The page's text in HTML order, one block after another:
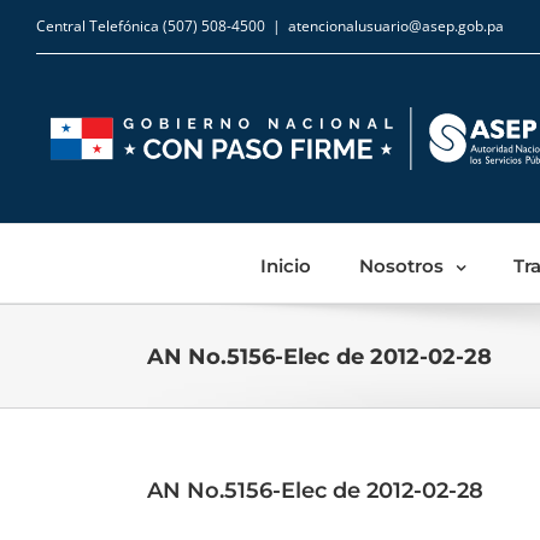
Central Telefónica (507) 508-4500 | atencionalusuario@asep.gob.pa
Inicio Nosotros
AN No.5156-Elec de 2012-02-28
AN No.5156-Elec de 2012-02-28